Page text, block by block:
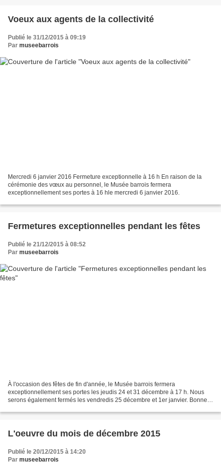
Voeux aux agents de la collectivité
Publié le 31/12/2015 à 09:19
Par museebarrois
Mercredi 6 janvier 2016 Fermeture exceptionnelle à 16 h En raison de la
cérémonie des vœux au personnel, le Musée barrois fermera
exceptionnellement ses portes à 16 hle mercredi 6 janvier 2016.
Fermetures exceptionnelles pendant les fêtes
Publié le 21/12/2015 à 08:52
Par museebarrois
À l'occasion des fêtes de fin d'année, le Musée barrois fermera
exceptionnellement ses portes les jeudis 24 et 31 décembre à 17 h. Nous
serons également fermés les vendredis 25 décembre et 1er janvier. Bonnes
L'oeuvre du mois de décembre 2015
Publié le 20/12/2015 à 14:20
Par museebarrois